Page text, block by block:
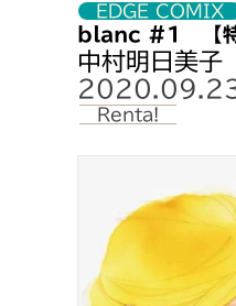
広島県
紀伊
岡山県
喜久
岡山県
丸善
大分県
明屋
喜久
紀伊
ジュ
福岡県
フタ
EDGE COMIX
blanc #1 【
中村明日美子
Renta!